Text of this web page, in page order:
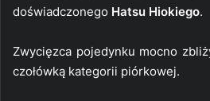
doświadczonego Hatsu Hiokiego.
Zwycięzca pojedynku mocno
czołówką kategorii piórkowej.